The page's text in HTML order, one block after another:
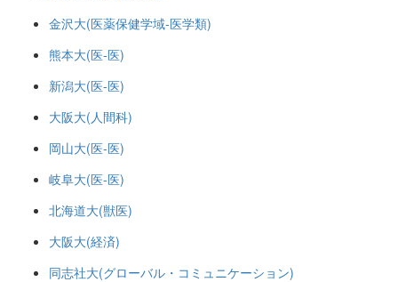
金沢大(医薬保健学域-医学類)
熊本大(医-医)
新潟大(医-医)
大阪大(人間科)
岡山大(医-医)
岐阜大(医-医)
北海道大(獣医)
大阪大(経済)
同志社大(グローバル・コミュニケーション)